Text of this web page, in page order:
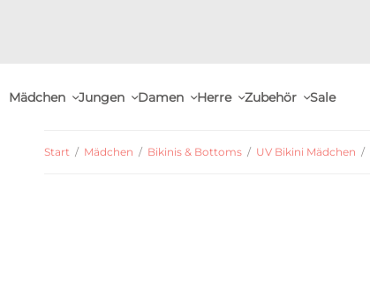
Mädchen Jungen Damen Herre Zubehör Sale
Start / Mädchen / Bikinis & Bottoms / UV Bikini Mädchen /